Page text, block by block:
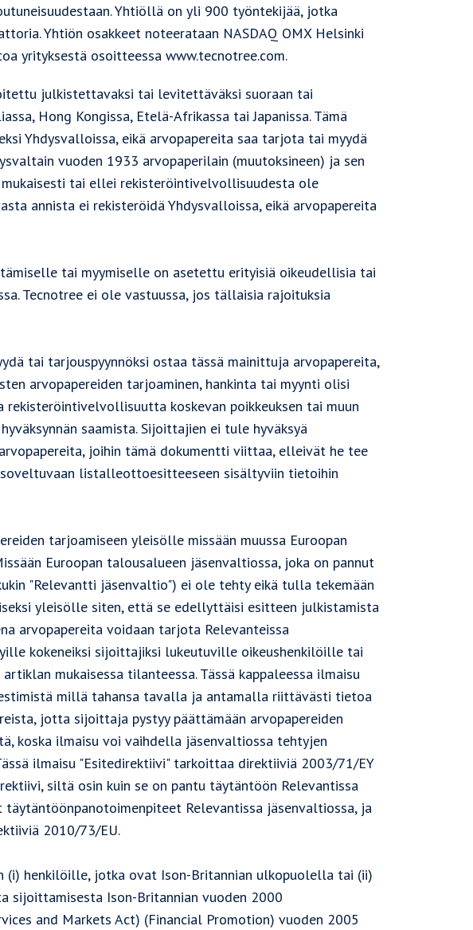
Yhtiöllä on yli 900 työntekijää, jotka
Yhtiön osakkeet noteerataan NASDAQ OMX Helsinki
yrityksestä osoitteessa www.tecnotree.com.
julkistettavaksi tai levitettäväksi suoraan tai
Hong Kongissa, Etelä-Afrikassa tai Japanissa. Tämä
Yhdysvalloissa, eikä arvopapereita saa tarjota tai myydä
vuoden 1933 arvopaperilain (muutoksineen) ja sen
tai ellei rekisteröintivelvollisuudesta ole
annista ei rekisteröidä Yhdysvalloissa, eikä arvopapereita
tai myymiselle on asetettu erityisiä oikeudellisia tai
Tecnotree ei ole vastuussa, jos tällaisia rajoituksia
tai tarjouspyynnöksi ostaa tässä mainittuja arvopapereita,
arvopapereiden tarjoaminen, hankinta tai myynti olisi
koskevan poikkeuksen tai muun
saamista. Sijoittajien ei tule hyväksyä
joihin tämä dokumentti viittaa, elleivät he tee
listalleottoesitteeseen sisältyviin tietoihin
tarjoamiseen yleisölle missään muussa Euroopan
Euroopan talousalueen jäsenvaltiossa, joka on pannut
"Relevantti jäsenvaltio") ei ole tehty eikä tulla tekemään
yleisölle siten, että se edellyttäisi esitteen julkistamista
arvopapereita voidaan tarjota Relevanteissa
kokeneiksi sijoittajiksi lukeutuville oikeushenkilöille tai
mukaisessa tilanteessa. Tässä kappaleessa ilmaisu
millä tahansa tavalla ja antamalla riittävästi tietoa
jotta sijoittaja pystyy päättämään arvopapereiden
koska ilmaisu voi vaihdella jäsenvaltiossa tehtyjen
ilmaisu "Esitedirektiivi" tarkoittaa direktiiviä 2003/71/EY
siltä osin kuin se on pantu täytäntöön Relevantissa
Relevantissa jäsenvaltiossa, ja
2010/73/EU.
(i) henkilöille, jotka ovat Ison-Britannian ulkopuolella tai (ii)
sijoittamisesta Ison-Britannian vuoden 2000
and Markets Act) (Financial Promotion) vuoden 2005